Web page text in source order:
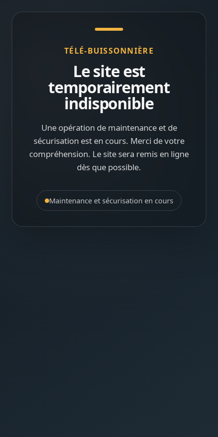
TÉLÉ-BUISSONNIÈRE
Le site est
temporairement
indisponible
Une opération de maintenance et de
sécurisation est en cours. Merci de votre
compréhension. Le site sera remis en ligne
dès que possible.
Maintenance et sécurisation en cours